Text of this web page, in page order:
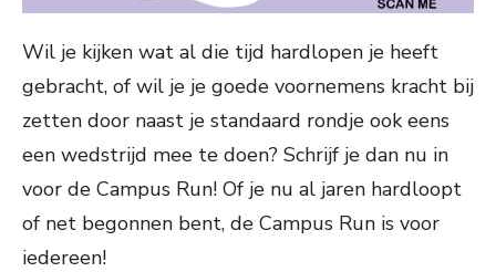
Wil je kijken wat al die tijd hardlopen je heeft
gebracht, of wil je je goede voornemens kracht bij
zetten door naast je standaard rondje ook eens
een wedstrijd mee te doen? Schrijf je dan nu in
voor de Campus Run! Of je nu al jaren hardloopt
of net begonnen bent, de Campus Run is voor
iedereen!